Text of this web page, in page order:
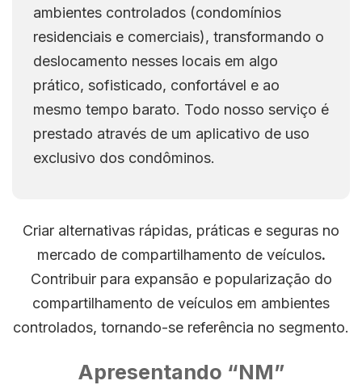
ambientes controlados (condomínios
residenciais e comerciais), transformando o
deslocamento nesses locais em algo
prático, sofisticado, confortável e ao
mesmo tempo barato. Todo nosso serviço é
prestado através de um aplicativo de uso
exclusivo dos condôminos.
Criar alternativas rápidas, práticas e seguras no
mercado de compartilhamento de veículos.
Contribuir para expansão e popularização do
compartilhamento de veículos em ambientes
controlados, tornando-se referência no segmento.
Apresentando “NM”